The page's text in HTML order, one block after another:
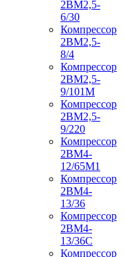
2ВМ2,5-
6/30
Компрессор
2ВМ2,5-
8/4
Компрессор
2ВМ2,5-
9/101М
Компрессор
2ВМ2,5-
9/220
Компрессор
2ВМ4-
12/65М1
Компрессор
2ВМ4-
13/36
Компрессор
2ВМ4-
13/36С
Компрессор